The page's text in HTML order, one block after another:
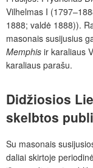
Vilhelmas I
1888; valdė 1888)).
masonais susijusius
Memphis ir karaliaus
karaliaus parašu.
Didžiosios
skelbtos
Su masonais
daliai skirtoje